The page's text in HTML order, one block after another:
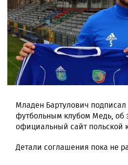
Младен Бартулович подписал
футбольным клубом Медь, об
официальный сайт польской
Детали соглашения пока не